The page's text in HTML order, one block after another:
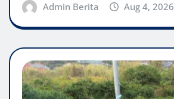
Admin Berita Aug 4, 2026